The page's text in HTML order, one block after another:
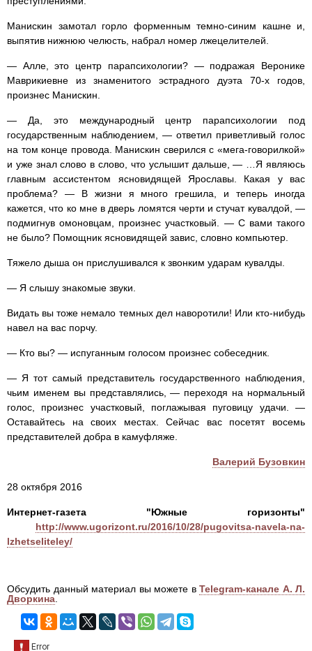
Манискин замотал горло форменным темно-синим кашне и,
выпятив нижнюю челюсть, набрал номер лжецелителей.
— Алле, это центр парапсихологии? — подражая Веронике
Маврикиевне из знаменитого эстрадного дуэта 70-х годов,
произнес Манискин.
— Да, это международный центр парапсихологии под
государственным наблюдением, — ответил приветливый голос
на том конце провода. Манискин сверился с «мега-говорилкой»
и уже знал слово в слово, что услышит дальше, — …Я являюсь
главным ассистентом ясновидящей Ярославы. Какая у вас
проблема? — В жизни я много грешила, и теперь иногда
кажется, что ко мне в дверь ломятся черти и стучат кувалдой, —
подмигнув омоновцам, произнес участковый. — С вами такого
не было? Помощник ясновидящей завис, словно компьютер.
Тяжело дыша он прислушивался к звонким ударам кувалды.
— Я слышу знакомые звуки.
Видать вы тоже немало темных дел наворотили! Или кто-нибудь
навел на вас порчу.
— Кто вы? — испуганным голосом произнес собеседник.
— Я тот самый представитель государственного наблюдения,
чьим именем вы представлялись, — переходя на нормальный
голос, произнес участковый, поглажывая пуговицу удачи. —
Оставайтесь на своих местах. Сейчас вас посетят восемь
представителей добра в камуфляже.
Валерий Бузовкин
28 октября 2016
Интернет-газета "Южные горизонты"
http://www.ugorizont.ru/2016/10/28/pugovitsa-navela-na-
lzhetseliteley/
Обсудить данный материал вы можете в Telegram-канале А. Л.
Дворкина.